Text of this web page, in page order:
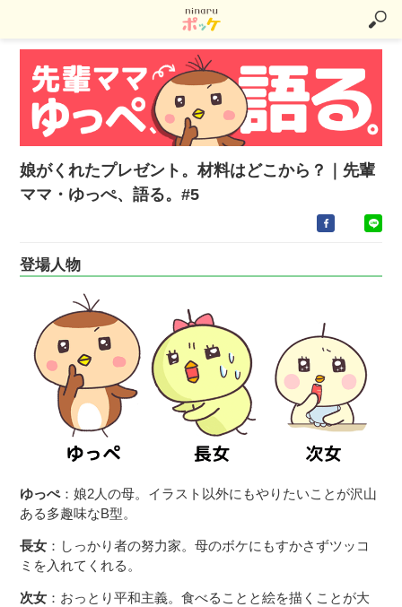
娘がくれたプレゼント。材料はどこから？｜先輩
ママ・ゆっぺ、語る。#5
登場人物
ゆっぺ：娘2人の母。イラスト以外にもやりたいことが沢山
ある多趣味なB型。
長女 ：しっかり者の努力家。母のボケにもすかさずツッコ
ミを入れてくれる。
次女 ：おっとり平和主義。食べることと絵を描くことが大